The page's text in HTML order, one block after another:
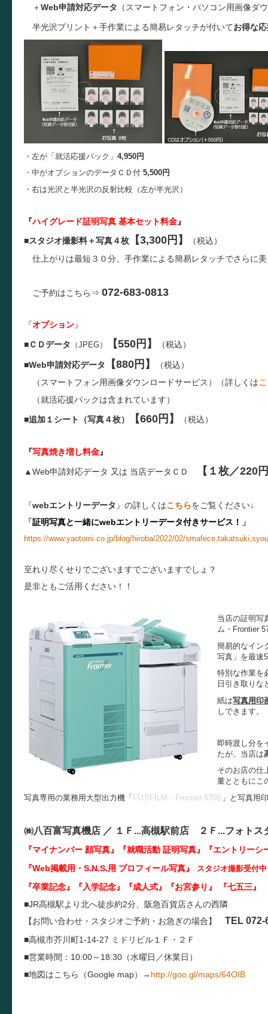
＋Web申請対応データ （スマートフォン・パソコン用画像ダ
半光沢プリント＋手作業による簡易レタッチが付いてお得な
・左が「就活応援パック」 4,950円
・中がオプションのデータＣＤ付 5,500円
・右は光沢と半光沢の反射比較（左が半光沢）
『ハイグレード証明写真 基本セット料金』
■スタジオ撮影料＋写真４枚 【3,300円】
（税込）
仕上がりは最短３０分、手作業による簡易レタッチでさらに
ご予約はこちら⇒ 072-683-0813
『オプション』
■ＣＤデータ （JPEG） 【550円】 （税込）
■Web申請対応データ 【880円】
（税込）
（スマートフォン用画像ダウンロードサービス）（詳しくは
（就活応援パックは含まれています）
■追加１シート（写真４枚） 【660円】 （税込）
『写真焼き増し料金』
▲Web申請対応データ 又は 当店データＣＤ 【１枚／220
『webエントリーデータ 』の詳しくはこちらをご覧ください↓
「証明写真と一緒にwebエントリーデータ付きサービス！ 」
https://www.yaotomi.co.jp/blog/hiroba/2022/02/
至れり尽くせりでございますでございますでしょ？
是非ともご活用ください！！
当店の証明写
ム・Frontier
簡易的なイン
写真」を最速
特別な作業を
日引き取りな
紙は写真用印
しできます。
即時渡し分を
たが、当店は
そのお店の仕
量とともにこ
写真専用の業務用大型出力機「 FUJIFILM・Frontier 570E 」と写真用
㈱八百富写真機店 ／ １Ｆ...高槻駅前店 ２Ｆ...フォトス
『マイナンバー 顔写真』『就職活動 証明写真』『エントリーシ
『Web掲載用・S.N.S.用 プロフィール写真』
スタジオ撮影受付中
『卒業記念』『入学記念』『成人式』『お宮参り』 『七五三』
■JR高槻駅より北へ徒歩約2分、阪急百貨店さんの西隣
【お問い合わせ・スタジオご予約・お急ぎの場合】 TEL 072-
■高槻市芥川町1-14-27 ミドリビル１Ｆ・２Ｆ
■営業時間：10:00～18:30（水曜日／休業日）
■地図はこちら（Google map）→ http://goo.gl/maps/64OIB